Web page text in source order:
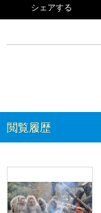
シェアする
閲覧履歴